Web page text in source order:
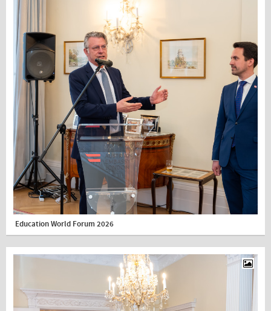
Education World Forum 2026